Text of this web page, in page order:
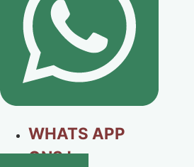
WHATS APP
ONS !